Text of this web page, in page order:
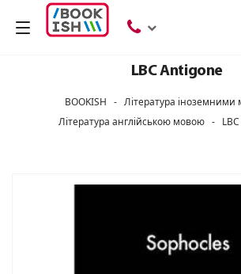
LBC Antigone
BOOKISH - Література іноземними
Література англійською мовою -